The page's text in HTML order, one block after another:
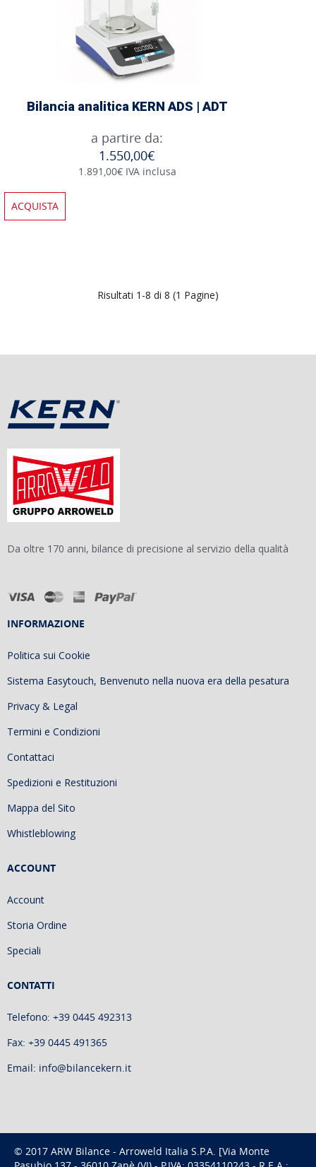
Bilancia analitica KERN ADS | ADT
a partire da:
1.550,00€
1.891,00€ IVA inclusa
ACQUISTA
Risultati 1-8 di 8 (1 Pagine)
Da oltre 170 anni, bilance di precisione al servizio della qualità
INFORMAZIONE
Politica sui Cookie
Sistema Easytouch, Benvenuto nella nuova era della pesatura
Privacy & Legal
Termini e Condizioni
Contattaci
Spedizioni e Restituzioni
Mappa del Sito
Whistleblowing
ACCOUNT
Account
Storia Ordine
Speciali
CONTATTI
Telefono: +39 0445 492313
Fax: +39 0445 491365
Email: info@bilancekern.it
© 2017 ARW Bilance - Arroweld Italia S.P.A. [Via Monte